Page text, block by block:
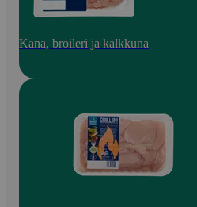
Kana, broileri ja kalkkuna